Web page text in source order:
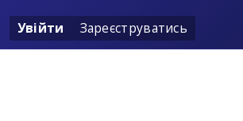
Увійти Зареєструватись